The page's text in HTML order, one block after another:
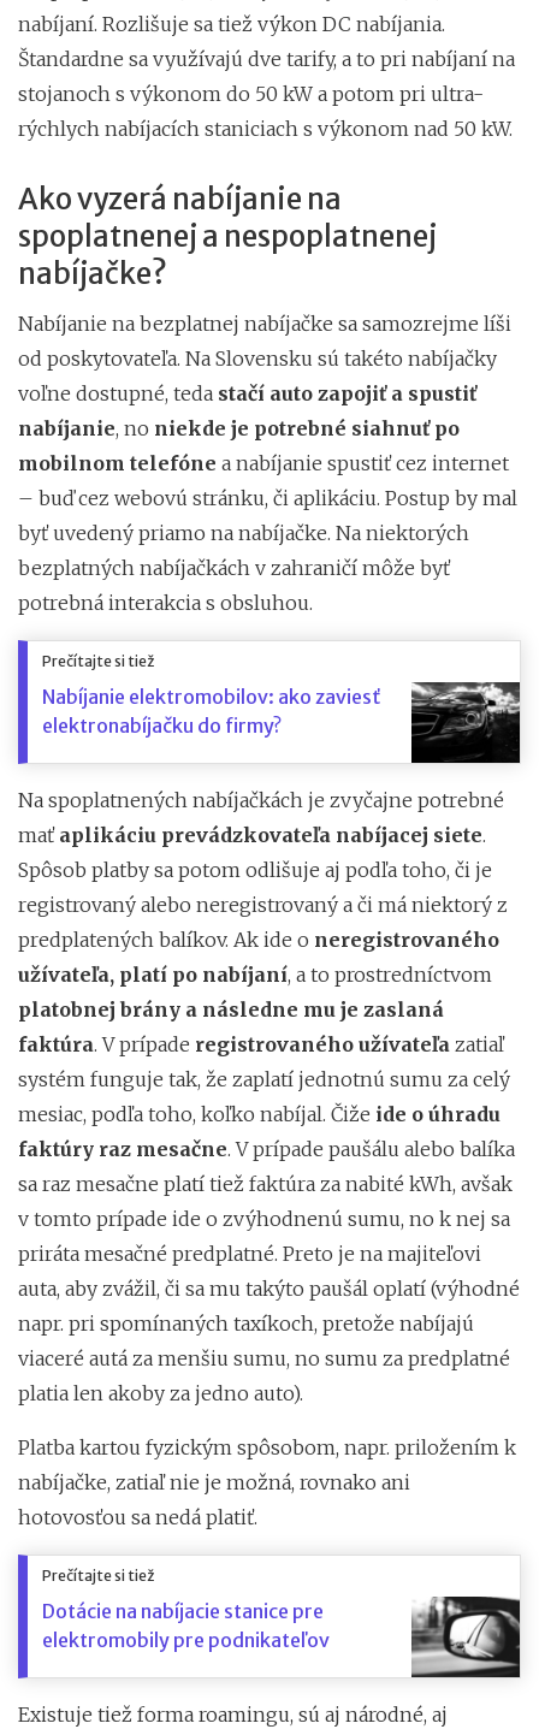
nabíjaní. Rozlišuje sa tiež výkon DC nabíjania.
Štandardne sa využívajú dve tarify, a to pri nabíjaní na
stojanoch s výkonom do 50 kW a potom pri ultra-
rýchlych nabíjacích staniciach s výkonom nad 50 kW.
Ako vyzerá nabíjanie na
spoplatnenej a nespoplatnenej
nabíjačke?
Nabíjanie na bezplatnej nabíjačke sa samozrejme líši
od poskytovateľa. Na Slovensku sú takéto nabíjačky
voľne dostupné, teda stačí auto zapojiť a spustiť
nabíjanie, no niekde je potrebné siahnuť po
mobilnom telefóne a nabíjanie spustiť cez internet
– buď cez webovú stránku, či aplikáciu. Postup by mal
byť uvedený priamo na nabíjačke. Na niektorých
bezplatných nabíjačkách v zahraničí môže byť
potrebná interakcia s obsluhou.
Prečítajte si tiež
Nabíjanie elektromobilov: ako zaviesť
elektronabíjačku do firmy?
Na spoplatnených nabíjačkách je zvyčajne potrebné
mať aplikáciu prevádzkovateľa nabíjacej siete.
Spôsob platby sa potom odlišuje aj podľa toho, či je
registrovaný alebo neregistrovaný a či má niektorý z
predplatených balíkov. Ak ide o neregistrovaného
užívateľa, platí po nabíjaní, a to prostredníctvom
platobnej brány a následne mu je zaslaná
faktúra. V prípade registrovaného užívateľa zatiaľ
systém funguje tak, že zaplatí jednotnú sumu za celý
mesiac, podľa toho, koľko nabíjal. Čiže ide o úhradu
faktúry raz mesačne. V prípade paušálu alebo balíka
sa raz mesačne platí tiež faktúra za nabité kWh, avšak
v tomto prípade ide o zvýhodnenú sumu, no k nej sa
priráta mesačné predplatné. Preto je na majiteľovi
auta, aby zvážil, či sa mu takýto paušál oplatí (výhodné
napr. pri spomínaných taxíkoch, pretože nabíjajú
viaceré autá za menšiu sumu, no sumu za predplatné
platia len akoby za jedno auto).
Platba kartou fyzickým spôsobom, napr. priložením k
nabíjačke, zatiaľ nie je možná, rovnako ani
hotovosťou sa nedá platiť.
Prečítajte si tiež
Dotácie na nabíjacie stanice pre
elektromobily pre podnikateľov
Existuje tiež forma roamingu, sú aj národné, aj